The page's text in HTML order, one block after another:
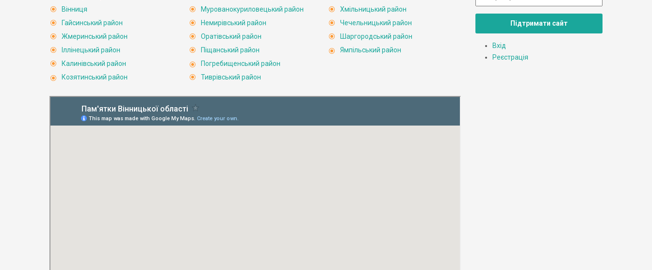
Вінниця
Гайсинський район
Жмеринський район
Іллінецький район
Калинівський район
Козятинський район
Мурованокуриловецький район
Немирівський район
Оратівський район
Піщанський район
Погребищенський район
Тиврівський район
Хмільницький район
Чечельницький район
Шаргородський район
Ямпільський район
Підтримати сайт
Вхід
Реєстрація